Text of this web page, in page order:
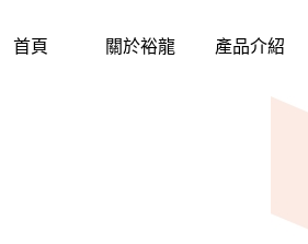
首頁 關於裕龍 產品介紹